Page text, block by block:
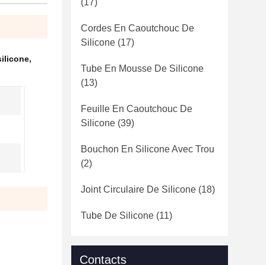
,
(17)
Cordes En Caoutchouc De
Silicone (17)
Tube En Mousse De Silicone
(13)
Feuille En Caoutchouc De
Silicone (39)
Bouchon En Silicone Avec Trou
(2)
Joint Circulaire De Silicone (18)
Tube De Silicone (11)
Contacts